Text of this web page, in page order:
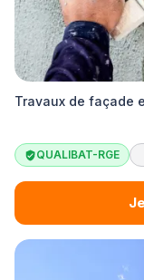
Travaux de façade
QUALIBAT-RGE